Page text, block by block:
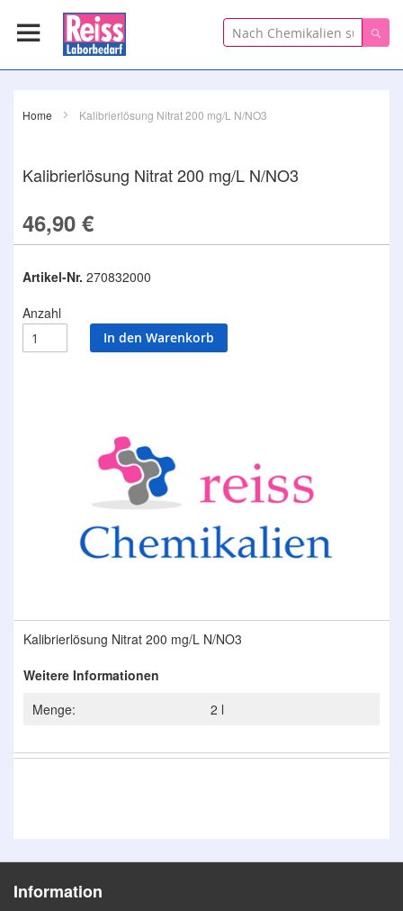
Suche
Home Kalibrierlösung Nitrat 200 mg/L N/NO3
Kalibrierlösung Nitrat 200 mg/L N/NO3
46,90 €
Artikel-Nr. 270832000
Anzahl
In den Warenkorb
Anfang
Bildergalerie
springen
Kalibrierlösung Nitrat 200 mg/L N/NO3
Weitere Informationen
Menge:
2 l
Information